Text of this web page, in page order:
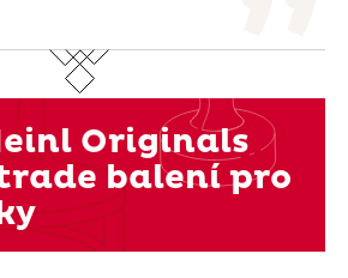
Originals
balení pro